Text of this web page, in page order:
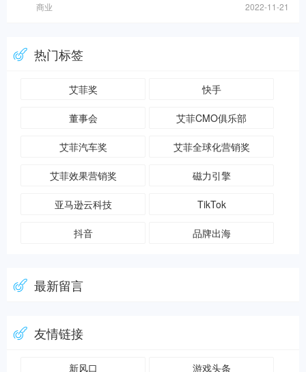
商业 2022-11-21
热门标签
艾菲奖 快手
董事会 艾菲CMO俱乐部
艾菲汽车奖 艾菲全球化营销奖
艾菲效果营销奖 磁力引擎
亚马逊云科技 TikTok
抖音 品牌出海
最新留言
友情链接
新风口 游戏头条